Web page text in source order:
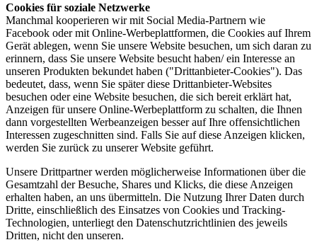
Cookies für soziale Netzwerke
Manchmal kooperieren wir mit Social Media-Partnern wie
Facebook oder mit Online-Werbeplattformen, die Cookies auf Ihrem
Gerät ablegen, wenn Sie unsere Website besuchen, um sich daran zu
erinnern, dass Sie unsere Website besucht haben/ ein Interesse an
unseren Produkten bekundet haben ("Drittanbieter-Cookies"). Das
bedeutet, dass, wenn Sie später diese Drittanbieter-Websites
besuchen oder eine Website besuchen, die sich bereit erklärt hat,
Anzeigen für unsere Online-Werbeplattform zu schalten, die Ihnen
dann vorgestellten Werbeanzeigen besser auf Ihre offensichtlichen
Interessen zugeschnitten sind. Falls Sie auf diese Anzeigen klicken,
werden Sie zurück zu unserer Website geführt.
Unsere Drittpartner werden möglicherweise Informationen über die
Gesamtzahl der Besuche, Shares und Klicks, die diese Anzeigen
erhalten haben, an uns übermitteln. Die Nutzung Ihrer Daten durch
Dritte, einschließlich des Einsatzes von Cookies und Tracking-
Technologien, unterliegt den Datenschutzrichtlinien des jeweils
Dritten, nicht den unseren.